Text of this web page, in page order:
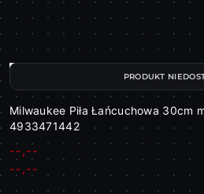
Milwaukee Piła Łańcuchowa 30cm
4933471442
Cena:
--,--
Cena:
--,--
PRODUKT